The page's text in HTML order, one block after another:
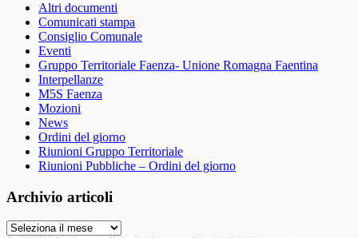
Altri documenti
Comunicati stampa
Consiglio Comunale
Eventi
Gruppo Territoriale Faenza- Unione Romagna Faentina
Interpellanze
M5S Faenza
Mozioni
News
Ordini del giorno
Riunioni Gruppo Territoriale
Riunioni Pubbliche – Ordini del giorno
Archivio articoli
Archivio